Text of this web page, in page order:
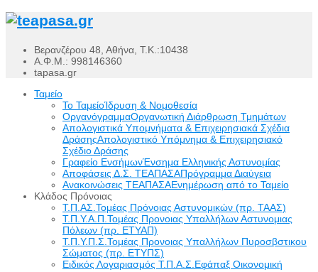
Βερανζέρου 48, Αθήνα, Τ.Κ.:10438
Α.Φ.Μ.: 998146360
tapasa.gr
Ταμείο
Το ΤαμείοΊδρυση & Νομοθεσία
ΟργανόγραμμαΟργανωτική Διάρθρωση Τμημάτων
Απολογιστικά Υπομνήματα & Επιχειρησιακά Σχέδια
ΔράσηςΑπολογιστικό Υπόμνημα & Επιχειρησιακό
Σχέδιο Δράσης
Γραφείο ΕνσήμωνΈνσημα Ελληνικής Αστυνομίας
Αποφάσεις Δ.Σ. ΤΕΑΠΑΣΑΠρόγραμμα Διαύγεια
Ανακοινώσεις ΤΕΑΠΑΣΑΕνημέρωση από το Ταμείο
Κλάδος Πρόνοιας
Τ.Π.ΑΣ.Τομέας Πρόνοιας Αστυνομικών (πρ. ΤΑΑΣ)
Τ.Π.Υ.Α.Π.Τομέας Προνοιας Υπαλλήλων Αστυνομιας
Πόλεων (πρ. ΕΤΥΑΠ)
Τ.Π.Υ.Π.Σ.Τομέας Προνοιας Υπαλλήλων Πυροσβστικου
Σώματος (πρ. ΕΤΥΠΣ)
Ειδικός Λογαριασμός Τ.Π.Α.Σ.Εφάπαξ Οικονομική